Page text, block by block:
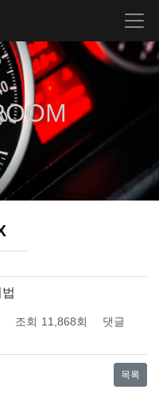
조회 11,868회
댓글
목록